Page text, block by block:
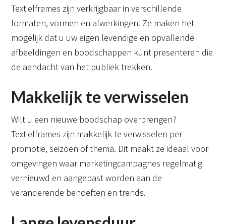
Textielframes zijn verkrijgbaar in verschillende
formaten, vormen en afwerkingen. Ze maken het
mogelijk dat u uw eigen levendige en opvallende
afbeeldingen en boodschappen kunt presenteren die
de aandacht van het publiek trekken.
Makkelijk te verwisselen
Wilt u een nieuwe boodschap overbrengen?
Textielframes zijn makkelijk te verwisselen per
promotie, seizoen of thema. Dit maakt ze ideaal voor
omgevingen waar marketingcampagnes regelmatig
vernieuwd en aangepast worden aan de
veranderende behoeften en trends.